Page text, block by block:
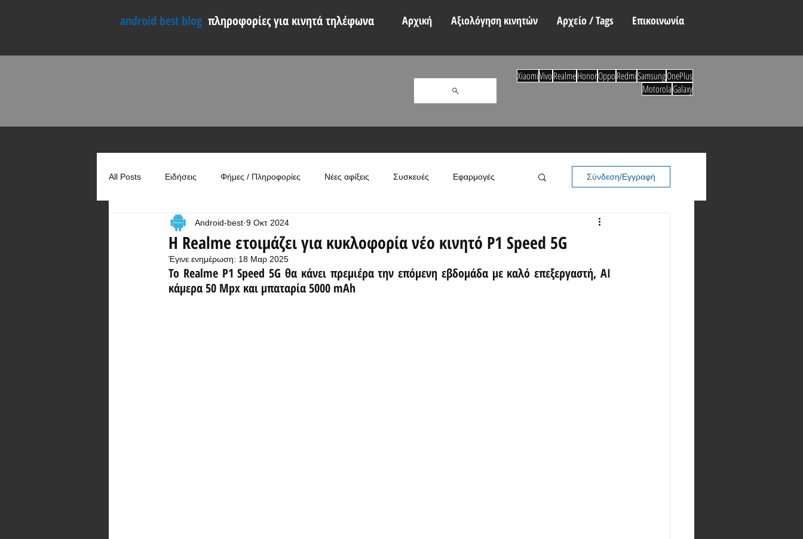
android best blog πληροφορίες για κινητά τηλέφωνα Αρχική Αξιολόγηση κινητών Αρχείο / Tags Επικοινωνία
All Posts Ειδήσεις Φήμες / Πληροφορίες Νέες αφίξεις Συσκευές Εφαρμογές
Συγκρίσεις Χρήσιμα
Σύνδεση/Εγγραφή
Η Realme ετοιμάζει για κυκλοφορία νέο κινητό P1 Speed 5G
Android-best 9 Οκτ 2024
Έγινε ενημέρωση: 18 Μαρ 2025
Το Realme P1 Speed 5G θα κάνει πρεμιέρα την επόμενη εβδομάδα με καλό επεξεργαστή, AI
κάμερα 50 Mpx και μπαταρία 5000 mAh
XiaomiVivoRealmeHonorOppoRedmiSamsungOnePlus
MotorolaGalaxy